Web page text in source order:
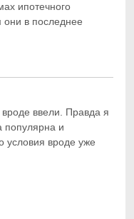
ипотечного
в последнее
вроде ввели. Правда я
популярна и
условия вроде уже